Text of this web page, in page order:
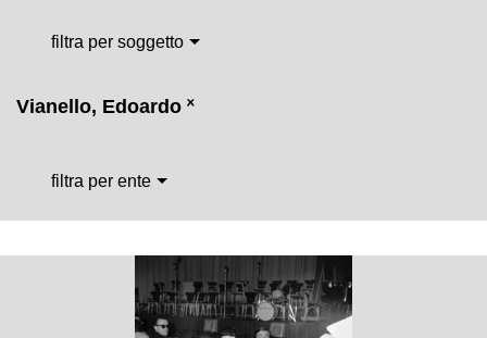
filtra per soggetto
Vianello, Edoardo ˟
filtra per ente